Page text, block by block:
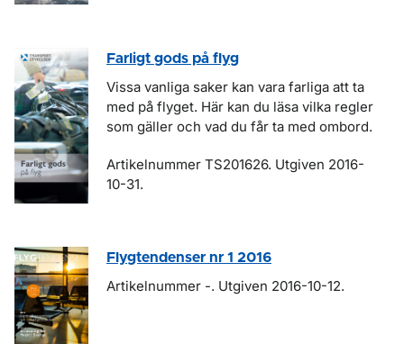
Farligt gods på flyg
Vissa vanliga saker kan vara farliga att ta
med på flyget. Här kan du läsa vilka regler
som gäller och vad du får ta med ombord.
Artikelnummer TS201626. Utgiven 2016-
10-31.
Flygtendenser nr 1 2016
Artikelnummer -. Utgiven 2016-10-12.